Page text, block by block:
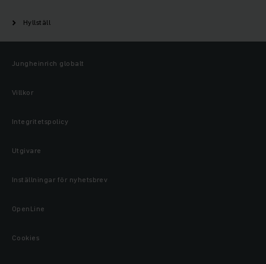
Hyllställ
Jungheinrich globalt
Villkor
Integritetspolicy
Utgivare
Inställningar för nyhetsbrev
OpenLine
Cookies